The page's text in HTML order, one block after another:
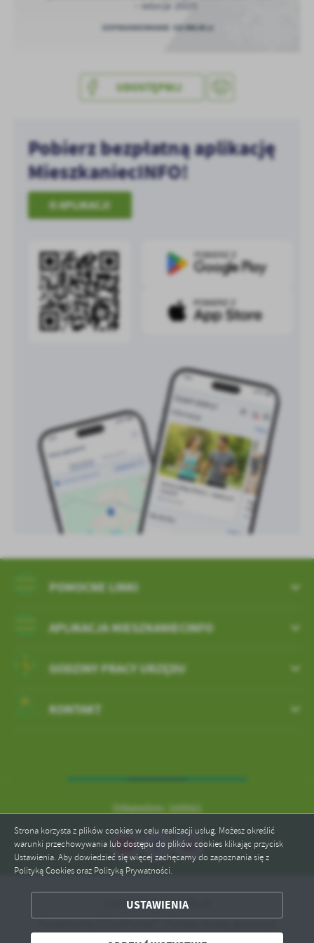
Strona korzysta z plików cookies w celu realizacji usług. Możesz określić
warunki przechowywania lub dostępu do plików cookies klikając przycisk
Ustawienia. Aby dowiedzieć się więcej zachęcamy do zapoznania się z
Polityką Cookies oraz Polityką Prywatności.
USTAWIENIA
treści w postaci wiadomości, ofert, komunikatów mediów
ZAPISZ WYBRANE
ODRZUĆ WSZYSTKIE
UDOSTĘPNIJ
Pobierz bezpłatną aplikację
MieszkaniecINFO!
O APLIKACJI
POMOCNE LINKI
APLIKACJA MIESZKANIECINFO
GODZINY PRACY URZĘDU
KONTAKT
Odwiedzin: 169561
Copyright by swiatki.pl